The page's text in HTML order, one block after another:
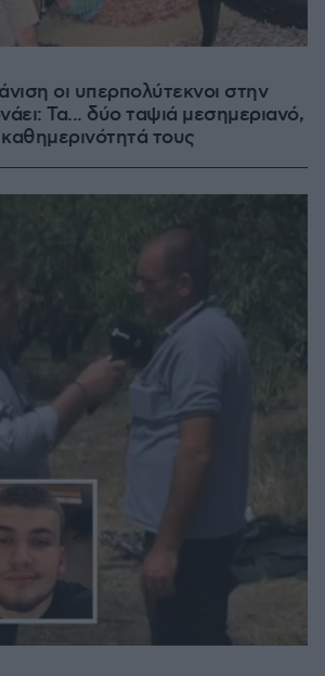
οι υπερπολύτεκνοι στην
Τα... δύο ταψιά μεσημεριανό,
τους